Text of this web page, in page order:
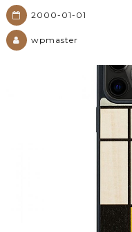
2000-01-01
wpmaster